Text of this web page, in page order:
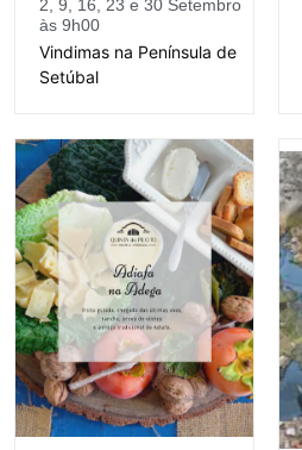
2, 9, 16, 23 e 30 Setembro
às 9h00
Vindimas na Península de
Setúbal